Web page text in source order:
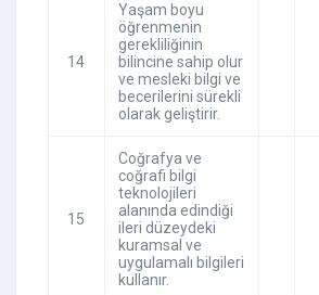
14
Yaşam boyu
öğrenmenin
gerekliliğinin
bilincine sahip olur
ve mesleki bilgi ve
becerilerini sürekli
olarak geliştirir.
15
Coğrafya ve
coğrafi bilgi
teknolojileri
alanında edindiği
ileri düzeydeki
kuramsal ve
uygulamalı bilgileri
kullanır.